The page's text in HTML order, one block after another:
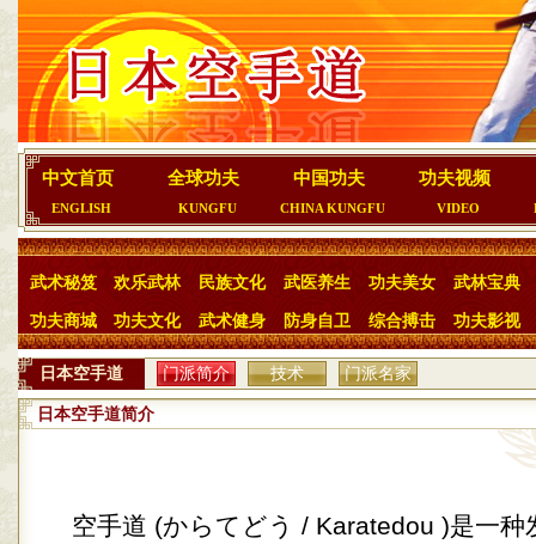
中文首页
ENGLISH
全球功夫
KUNGFU
中国功夫
CHINA KUNGFU
功夫视频
VIDEO
武术秘笈 欢乐武林 民族文化 武医养生 功夫美女 武林宝典
功夫商城 功夫文化 武术健身 防身自卫 综合搏击 功夫影视
日本空手道 门派简介 技术 门派名家
日本空手道简介
空手道 (からてどう / Karatedou )是一种